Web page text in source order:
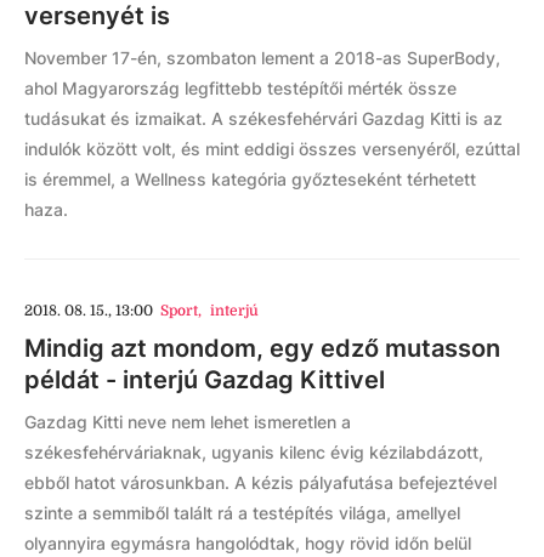
versenyét is
November 17-én, szombaton lement a 2018-as SuperBody,
ahol Magyarország legfittebb testépítői mérték össze
tudásukat és izmaikat. A székesfehérvári Gazdag Kitti is az
indulók között volt, és mint eddigi összes versenyéről, ezúttal
is éremmel, a Wellness kategória győzteseként térhetett
haza.
2018. 08. 15., 13:00 Sport, interjú
Mindig azt mondom, egy edző mutasson
példát - interjú Gazdag Kittivel
Gazdag Kitti neve nem lehet ismeretlen a
székesfehérváriaknak, ugyanis kilenc évig kézilabdázott,
ebből hatot városunkban. A kézis pályafutása befejeztével
szinte a semmiből talált rá a testépítés világa, amellyel
olyannyira egymásra hangolódtak, hogy rövid időn belül